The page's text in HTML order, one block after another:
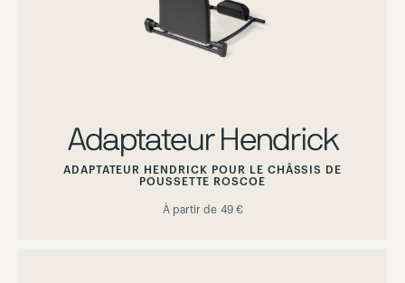
Adaptateur Hendrick
ADAPTATEUR HENDRICK POUR LE CHÂSSIS DE
POUSSETTE ROSCOE
À partir de 49 €